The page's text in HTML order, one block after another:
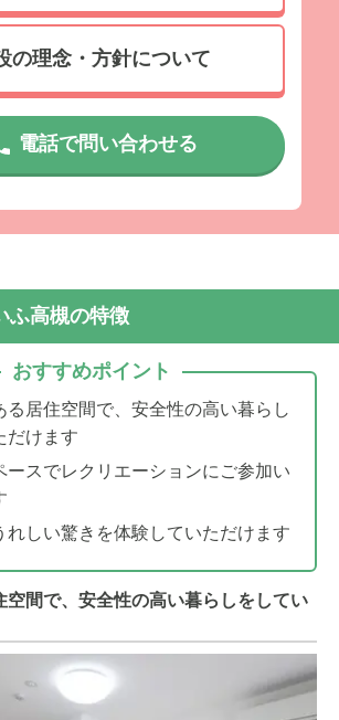
の理念・方針について
電話で問い合わせる
ふ高槻の特徴
おすすめポイント
る居住空間で、安全性の高い暮らし
だけます
ースでレクリエーションにご参加い
れしい驚きを体験していただけます
空間で、安全性の高い暮らしをしてい